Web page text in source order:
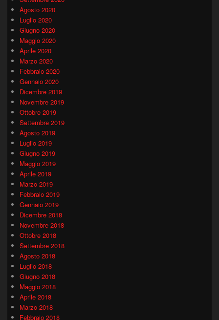
Agosto 2020
Luglio 2020
Giugno 2020
Maggio 2020
Aprile 2020
Marzo 2020
Febbraio 2020
Gennaio 2020
Dicembre 2019
Novembre 2019
Ottobre 2019
Settembre 2019
Agosto 2019
Luglio 2019
Giugno 2019
Maggio 2019
Aprile 2019
Marzo 2019
Febbraio 2019
Gennaio 2019
Dicembre 2018
Novembre 2018
Ottobre 2018
Settembre 2018
Agosto 2018
Luglio 2018
Giugno 2018
Maggio 2018
Aprile 2018
Marzo 2018
Febbraio 2018